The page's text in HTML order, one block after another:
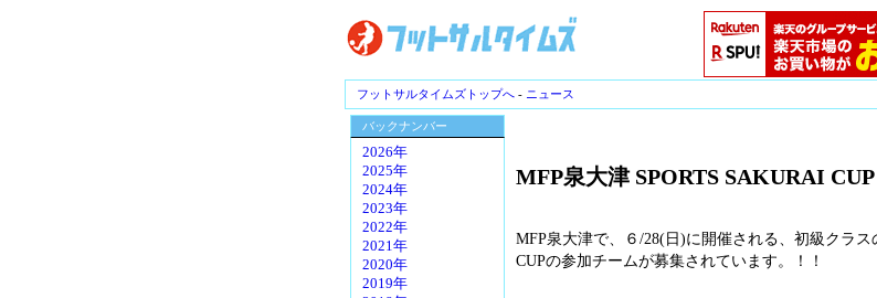
フットサルタイムズトップへ - ニュース
バックナンバー
2026年
2025年
2024年
2023年
2022年
2021年
2020年
2019年
MFP泉大津 SPORTS SAKURAI
MFP泉大津で、６/28(日)に開催される、初級クラス
CUPの参加チームが募集されています。！！